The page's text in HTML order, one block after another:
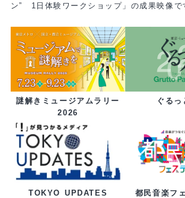
ン” 1日体験ワークショップ」の成果映像で
謎解きミュージアムラリー
2026
ぐるっ
TOKYO UPDATES 都民音楽フ